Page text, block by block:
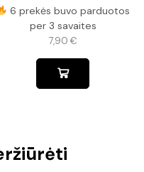
6 prekės buvo parduotos
per 3 savaites
7,90 €